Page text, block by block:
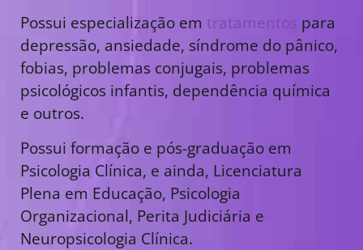
Possui especialização em tratamentos para
depressão, ansiedade, síndrome do pânico,
fobias, problemas conjugais, problemas
psicológicos infantis, dependência química
e outros.
Possui formação e pós-graduação em
Psicologia Clínica, e ainda, Licenciatura
Plena em Educação, Psicologia
Organizacional, Perita Judiciária e
Neuropsicologia Clínica.